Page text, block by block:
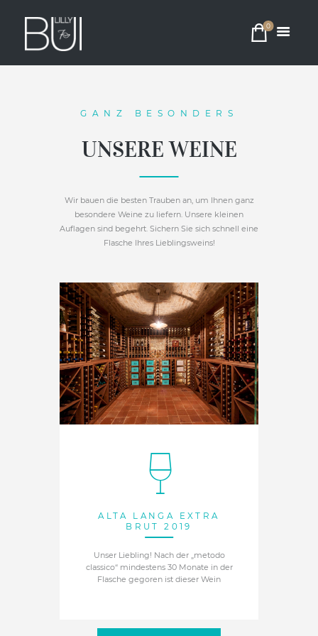
0
GANZ BESONDERS
UNSERE WEINE
Wir bauen die besten Trauben an, um Ihnen ganz
besondere Weine zu liefern. Unsere kleinen
Auflagen sind begehrt. Sichern Sie sich schnell eine
Flasche Ihres Lieblingsweins!
ALTA LANGA EXTRA
BRUT 2019
Unser Liebling! Nach der „metodo
classico“ mindestens 30 Monate in der
Flasche gegoren ist dieser Wein
Intensive Perlage und delikate